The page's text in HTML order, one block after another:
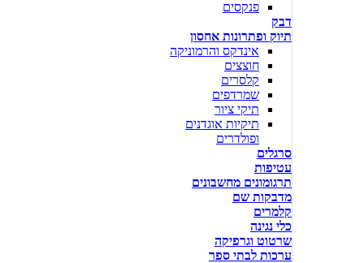
פנקסים
דבק
תיוק ופתרונות אחסון
אינדקס והרמוניקה
חוצצים
קלסרים
שמרדפים
תיקי ציור
תיקיות אוגדנים
ופולדרים
סרגלים
עטיפות
תרגומונים מחשבונים
מדבקות שם
קלמרים
כלי נגינה
שרטוט וגרפיקה
ערכות לבתי ספר